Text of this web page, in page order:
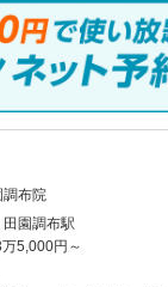
調布院
田園調布駅
5,000円～